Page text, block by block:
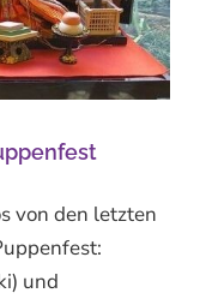
von den letzten
und